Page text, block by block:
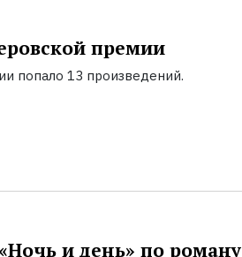
премии
попало 13 произведений.
и день» по роману